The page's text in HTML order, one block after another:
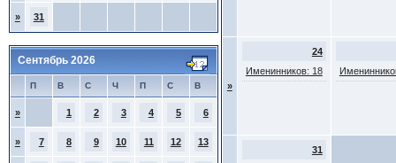
» 31
Сентябрь 2026
П В С Ч П С В
» 1 2 3 4 5 6
» 7 8 9 10 11 12 13
»
24
Именинников: 18
31